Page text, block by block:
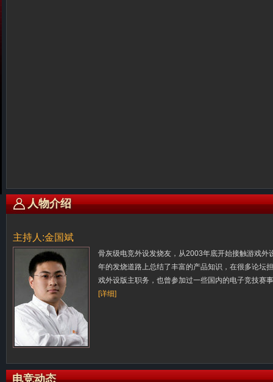
人物介绍
主持人:金国斌
骨灰级电竞外设发烧友，从2003年底开始接触游戏外
年的发烧道路上总结了丰富的产品知识，在很多论坛
戏外设版主职务，也曾参加过一些国内的电子竞技赛
[详细]
电竞动态